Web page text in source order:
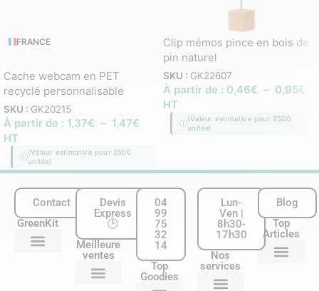
FRANCE
Cache webcam en PET
recyclé personnalisable
SKU : GK20215
À partir de : 1,37€ – 1,47€
HT
(Valeur estimative pour 2500
unités)
Clip mémos pince en bois de
pin naturel
SKU : GK22607
À partir de : 0,46€ – 0,95€
HT
(Valeur estimative pour 2500
unités)
Contact
GreenKit
Devis
Express
🕑
Meilleure
ventes
04
99
75
32
14
Top
Goodies
Lun-
Ven |
8h30-
17h30
Nos
services
Blog
Top
Articles